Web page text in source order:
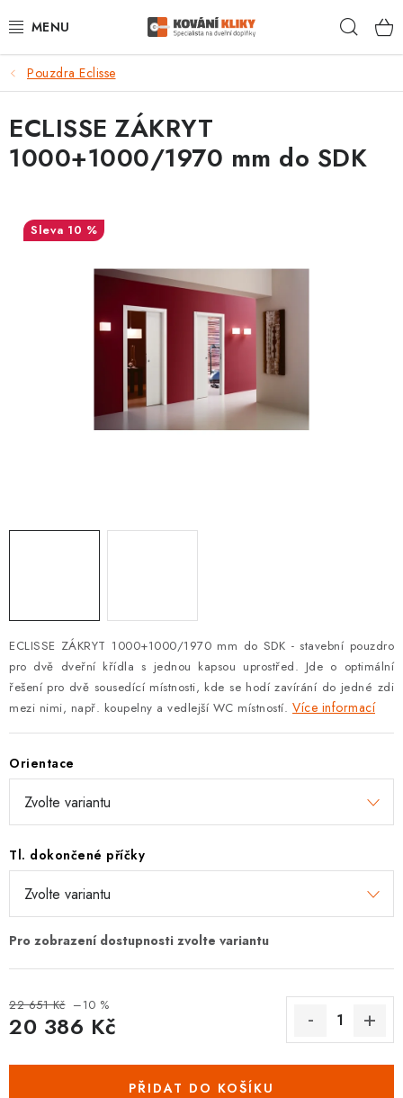
na
VÝPRODEJ - TOP AKCE
BLOG
UŽITEČNÉ RADY
VRÁCENÍ ZBOŽÍ
KLIKY S LOŽISKEM
CYLINDRICKÉ VLOŽKY
VISACÍ ZÁMKY
ZÁMKY, PETLICE A ZÁVORY
SPECIÁLNÍ KOVÁNÍ
DOPLŇKY KE DVEŘÍM
PRO POSUVNÉ DVEŘE
STAVEBNÍ POUZDRA
POKLADNIČKY NA ZÁMEK
SCHRÁNKY NA KLÍČE
Pouzdra Eclisse
ECLISSE ZÁKRYT 1000+1000/1970 mm do SDK - stavební pouzdro
pro dvě dveřní křídla s jednou kapsou uprostřed. Jde o optimální
řešení pro dvě sousedící místnosti, kde se hodí zavírání do jedné zdi
mezi nimi, např. koupelny a vedlejší WC místností. Více informací
Orientace
Tl. dokončené příčky
22 651 Kč –10 %
20 386 Kč
PŘIDAT DO KOŠÍKU
ECLISSE ZÁKRYT
1000+1000/1970 mm do SDK
10 %